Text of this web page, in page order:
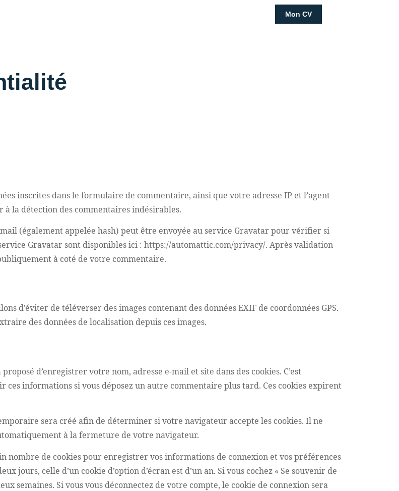
Mon CV
inscrites dans le formulaire de commentaire, ainsi que votre adresse IP et l’agent
la détection des commentaires indésirables.
(également appelée hash) peut être envoyée au service Gravatar pour vérifier si
Gravatar sont disponibles ici : https://automattic.com/privacy/. Après validation
à coté de votre commentaire.
d’éviter de téléverser des images contenant des données EXIF de coordonnées GPS.
des données de localisation depuis ces images.
d’enregistrer votre nom, adresse e-mail et site dans des cookies. C’est
informations si vous déposez un autre commentaire plus tard. Ces cookies expirent
sera créé afin de déterminer si votre navigateur accepte les cookies. Il ne
à la fermeture de votre navigateur.
nombre de cookies pour enregistrer vos informations de connexion et vos préférences
jours, celle d’un cookie d’option d’écran est d’un an. Si vous cochez « Se souvenir de
semaines. Si vous vous déconnectez de votre compte, le cookie de connexion sera